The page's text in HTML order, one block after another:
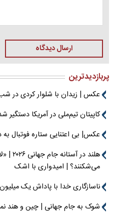
ارسال دیدگاه
پربازدیدترین
عکس | زیدان با شلوار کردی در
کاپیتان تیم‌ملی در آمریکا دستگیر
عکس| بی اعتنایی ستاره فوتبال
هلند
می‌شکنند؟ | امیدواری با اشک
ناسازگاری خدا با پاداش یک
شوک به جام جهانی | چین و هند